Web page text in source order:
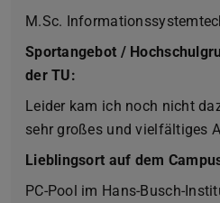
M.Sc.
Sportangebot /
der TU:
Leider kam ich noch nicht
sehr großes und vielfältiges
Lieblingsort auf dem
PC-Pool im Hans-Busch-